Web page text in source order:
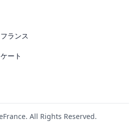
ランス
ート
All Rights Reserved.